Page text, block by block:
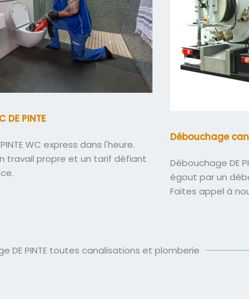
PINTE
WC express dans l'heure.
travail propre et un tarif défiant
Débouchage
Débouchage DE
égout par un
Faites appel à
DE PINTE toutes canalisations et plomberie